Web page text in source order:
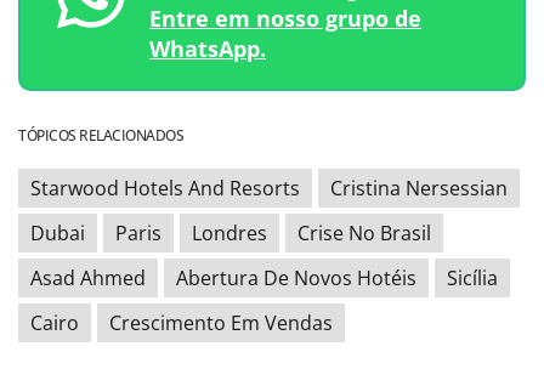
Entre em nosso grupo de
WhatsApp.
TÓPICOS RELACIONADOS
Starwood Hotels And Resorts
Cristina Nersessian
Dubai
Paris Londres
Crise No Brasil
Asad Ahmed
Abertura De Novos Hotéis
Sicília
Cairo
Crescimento Em Vendas